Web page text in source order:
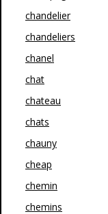
chandelier
chandeliers
chanel
chat
chateau
chats
chauny
cheap
chemin
chemins